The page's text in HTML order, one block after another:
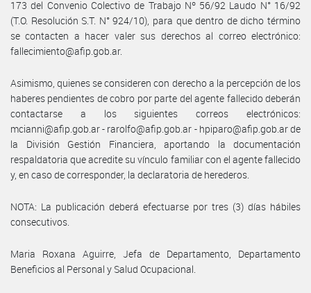
173 del Convenio Colectivo de Trabajo Nº 56/92 Laudo N° 16/92
(T.O. Resolución S.T. N° 924/10), para que dentro de dicho término
se contacten a hacer valer sus derechos al correo electrónico:
fallecimiento@afip.gob.ar.
Asimismo, quienes se consideren con derecho a la percepción de los
haberes pendientes de cobro por parte del agente fallecido deberán
contactarse a los siguientes correos electrónicos:
mcianni@afip.gob.ar - rarolfo@afip.gob.ar - hpiparo@afip.gob.ar de
la División Gestión Financiera, aportando la documentación
respaldatoria que acredite su vínculo familiar con el agente fallecido
y, en caso de corresponder, la declaratoria de herederos.
NOTA: La publicación deberá efectuarse por tres (3) días hábiles
consecutivos.
Maria Roxana Aguirre, Jefa de Departamento, Departamento
Beneficios al Personal y Salud Ocupacional.